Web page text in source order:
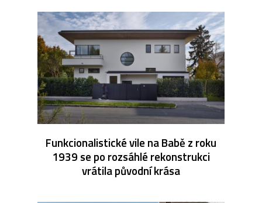
Funkcionalistické vile na Babě z roku
1939 se po rozsáhlé rekonstrukci
vrátila původní krása